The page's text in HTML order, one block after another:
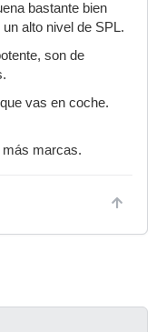
bastante bien
alto nivel de SPL.
son de
vas en coche.
más marcas.